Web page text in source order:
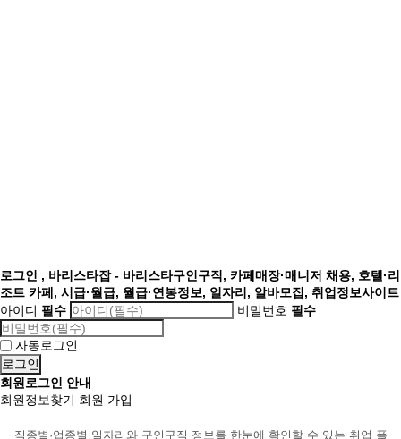
로그인 , 바리스타잡 - 바리스타구인구직, 카페매장·매니저 채용, 호텔·리
조트 카페, 시급·월급, 월급·연봉정보, 일자리, 알바모집, 취업정보사이트
아이디 필수 비밀번호 필수
자동로그인
회원로그인 안내
회원정보찾기 회원 가입
직종별·업종별 일자리와 구인구직 정보를 한눈에 확인할 수 있는 취업 플